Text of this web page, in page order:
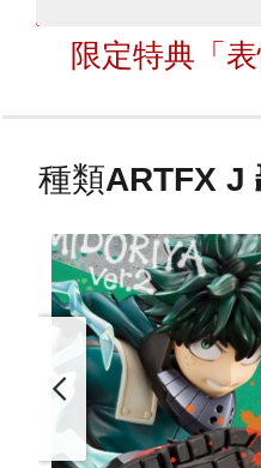
限定特典「
種類ARTFX J